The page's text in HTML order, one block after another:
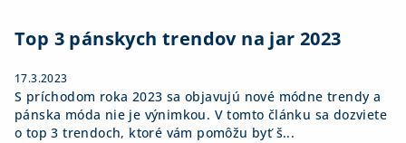
Top 3 pánskych trendov na jar 2023
17.3.2023
S príchodom roka 2023 sa objavujú nové módne trendy a
pánska móda nie je výnimkou. V tomto článku sa dozviete
o top 3 trendoch, ktoré vám pomôžu byť š...